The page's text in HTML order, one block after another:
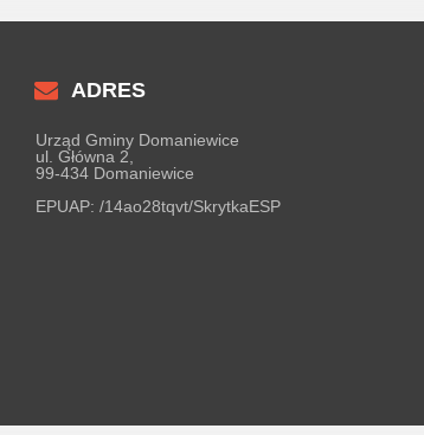
ADRES
Urząd Gminy Domaniewice
ul. Główna 2,
99-434 Domaniewice
EPUAP: /14ao28tqvt/SkrytkaESP